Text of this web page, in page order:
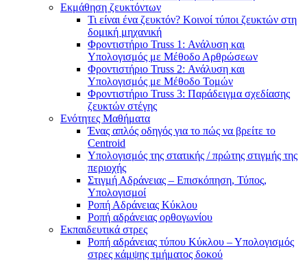
Εκμάθηση ζευκτόντων
Τι είναι ένα ζευκτόν? Κοινοί τύποι ζευκτών στη
δομική μηχανική
Φροντιστήριο Truss 1: Ανάλυση και
Υπολογισμός με Μέθοδο Αρθρώσεων
Φροντιστήριο Truss 2: Ανάλυση και
Υπολογισμός με Μέθοδο Τομών
Φροντιστήριο Truss 3: Παράδειγμα σχεδίασης
ζευκτών στέγης
Ενότητες Μαθήματα
Ένας απλός οδηγός για το πώς να βρείτε το
Centroid
Υπολογισμός της στατικής / πρώτης στιγμής της
περιοχής
Στιγμή Αδράνειας – Επισκόπηση, Τύπος,
Υπολογισμοί
Ροπή Αδράνειας Κύκλου
Ροπή αδράνειας ορθογωνίου
Εκπαιδευτικά στρες
Ροπή αδράνειας τύπου Κύκλου – Υπολογισμός
στρες κάμψης τμήματος δοκού